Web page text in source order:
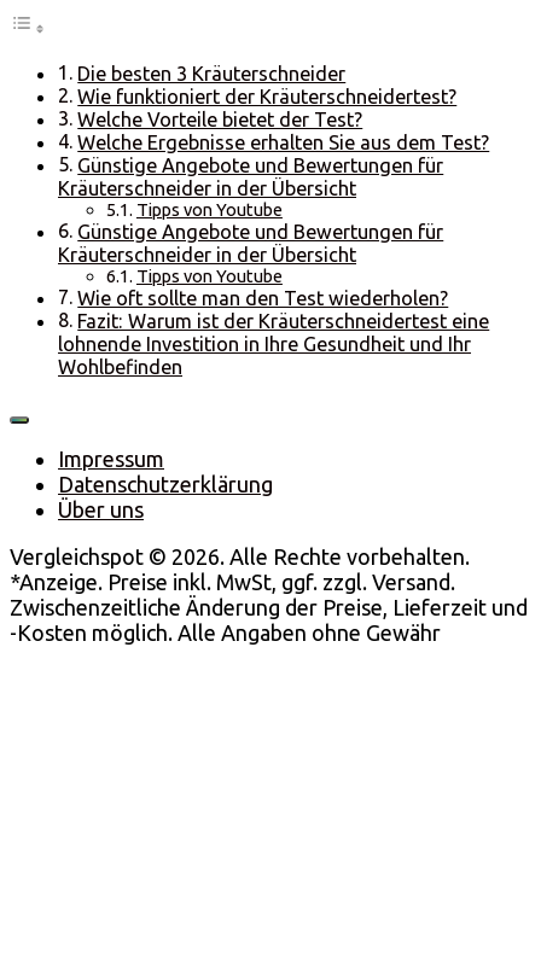
Die besten 3 Kräuterschneider
Wie funktioniert der Kräuterschneidertest?
Welche Vorteile bietet der Test?
Welche Ergebnisse erhalten Sie aus dem Test?
Günstige Angebote und Bewertungen für
Kräuterschneider in der Übersicht
Tipps von Youtube
Günstige Angebote und Bewertungen für
Kräuterschneider in der Übersicht
Tipps von Youtube
Wie oft sollte man den Test wiederholen?
Fazit: Warum ist der Kräuterschneidertest eine
lohnende Investition in Ihre Gesundheit und Ihr
Wohlbefinden
Impressum
Datenschutzerklärung
Über uns
Vergleichspot © 2026. Alle Rechte vorbehalten.
*Anzeige. Preise inkl. MwSt, ggf. zzgl. Versand.
Zwischenzeitliche Änderung der Preise, Lieferzeit und
-Kosten möglich. Alle Angaben ohne Gewähr